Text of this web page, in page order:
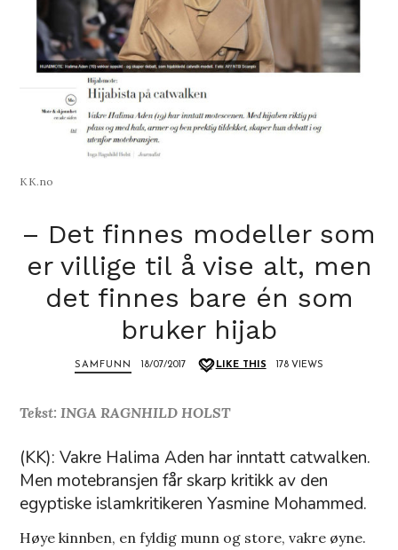
KK.no
– Det finnes modeller som
er villige til å vise alt, men
det finnes bare én som
bruker hijab
SAMFUNN 18/07/2017 LIKE THIS 178 VIEWS
Tekst: INGA RAGNHILD HOLST
(KK): Vakre Halima Aden har inntatt catwalken.
Men motebransjen får skarp kritikk av den
egyptiske islamkritikeren Yasmine Mohammed.
Høye kinnben, en fyldig munn og store, vakre øyne.